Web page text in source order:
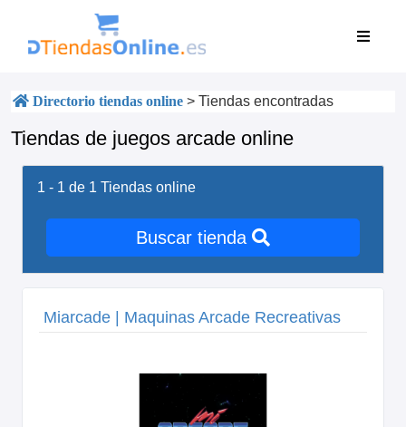
Directorio tiendas online > Tiendas encontradas
Tiendas de juegos arcade online
1 - 1 de 1 Tiendas online
Buscar tienda
Miarcade | Maquinas Arcade Recreativas